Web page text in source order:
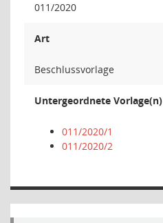
011/2020
Art
Beschlussvorlage
Untergeordnete Vorlage(n)
011/2020/1
011/2020/2